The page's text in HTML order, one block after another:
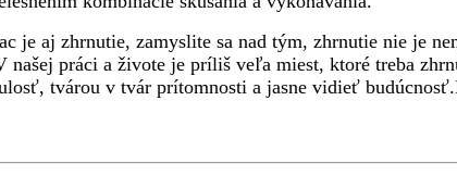
je aj zhrnutie, zamyslite sa nad tým, zhrnutie nie je
práci a živote je príliš veľa miest, ktoré treba
tvárou v tvár prítomnosti a jasne vidieť